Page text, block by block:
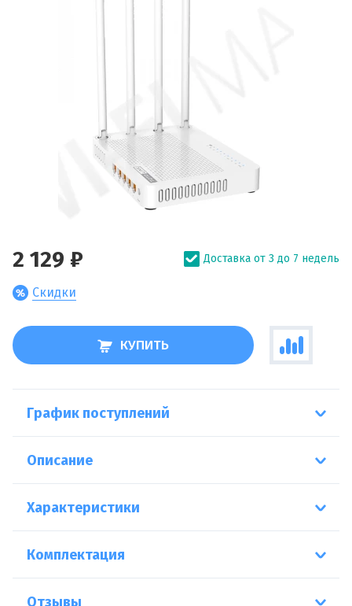
2 129 ₽
Скидки
Доставка от 3 до 7 недель
КУПИТЬ
График поступлений
Описание
Характеристики
Комплектация
Отзывы